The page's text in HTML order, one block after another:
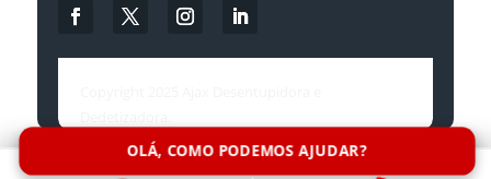
OLÁ, COMO PODEMOS AJUDAR?